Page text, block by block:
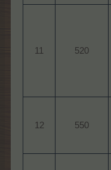
11 520
12 550